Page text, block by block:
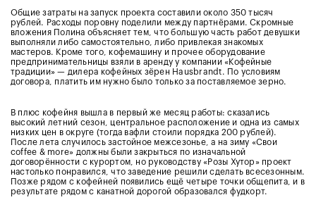
Общие затраты на запуск проекта составили около 350 тысяч
рублей. Расходы поровну поделили между партнёрами. Скромные
вложения Полина объясняет тем, что большую часть работ девушки
выполняли либо самостоятельно, либо привлекая знакомых
мастеров. Кроме того, кофемашину и прочее оборудование
предпринимательницы взяли в аренду у компании «Кофейные
традиции» — дилера кофейных зёрен Hausbrandt. По условиям
договора, платить им нужно было только за поставляемое зерно.
В плюс кофейня вышла в первый же месяц работы: сказались
высокий летний сезон, центральное расположение и одна из самых
низких цен в округе (тогда вафли стоили порядка 200 рублей).
После лета случилось застойное межсезонье, а на зиму «Свои
coffee & more» должны были закрыться по изначальной
договорённости с курортом, но руководству «Розы Хутор» проект
настолько понравился, что заведение решили сделать всесезонным.
Позже рядом с кофейней появились ещё четыре точки общепита, и в
результате рядом с канатной дорогой образовался фудкорт.